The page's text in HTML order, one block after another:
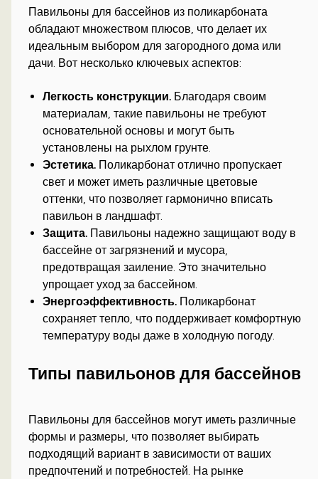
Павильоны для бассейнов из поликарбоната
обладают множеством плюсов, что делает их
идеальным выбором для загородного дома или
дачи. Вот несколько ключевых аспектов:
Легкость конструкции. Благодаря своим
материалам, такие павильоны не требуют
основательной основы и могут быть
установлены на рыхлом грунте.
Эстетика. Поликарбонат отлично пропускает
свет и может иметь различные цветовые
оттенки, что позволяет гармонично вписать
павильон в ландшафт.
Защита. Павильоны надежно защищают воду в
бассейне от загрязнений и мусора,
предотвращая заиление. Это значительно
упрощает уход за бассейном.
Энергоэффективность. Поликарбонат
сохраняет тепло, что поддерживает комфортную
температуру воды даже в холодную погоду.
Типы павильонов для бассейнов
Павильоны для бассейнов могут иметь различные
формы и размеры, что позволяет выбирать
подходящий вариант в зависимости от ваших
предпочтений и потребностей. На рынке